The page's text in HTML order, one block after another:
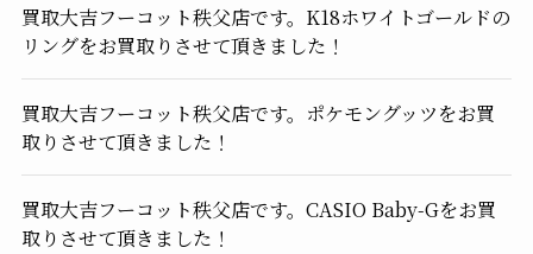
買取大吉フーコット秩父店です。K18ホワイトゴールドの
リングをお買取りさせて頂きました！
買取大吉フーコット秩父店です。ポケモングッツをお買
取りさせて頂きました！
買取大吉フーコット秩父店です。CASIO Baby-Gをお買
取りさせて頂きました！